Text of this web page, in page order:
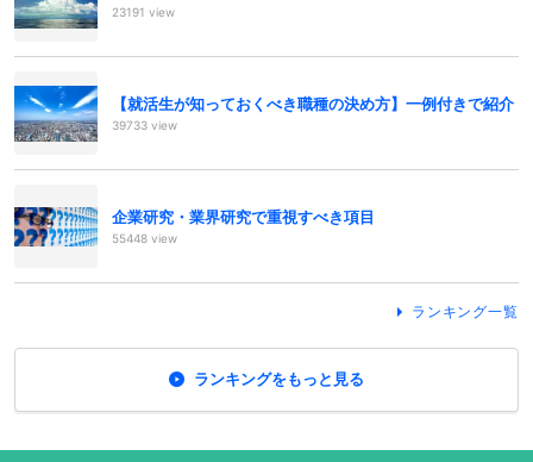
23191 view
【就活生が知っておくべき職種の決め方】一例付きで紹介
39733 view
企業研究・業界研究で重視すべき項目
55448 view
ランキング一覧
ランキングをもっと見る